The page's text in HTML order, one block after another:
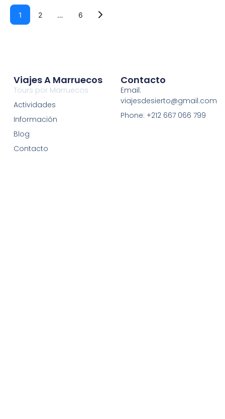
1 2 … 6
Viajes A Marruecos
Tours por Marruecos
Actividades
Información
Blog
Contacto
Contacto
Email:
viajesdesierto@gmail.com
Phone: +212 667 066 799